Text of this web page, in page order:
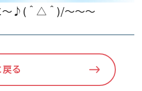
～♪(＾△＾)/～～～
る